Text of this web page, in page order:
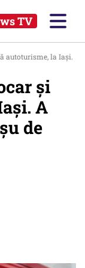
TV
autoturisme, la Iași.
și
A
de